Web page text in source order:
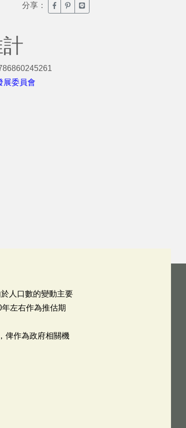
分享： 臉書分享(另開新視窗)
噗浪分享(另開新視窗)
Line分享(另開新視窗)
展委員會
人口數的變動主要
左右作為推估期
作為政府相關機